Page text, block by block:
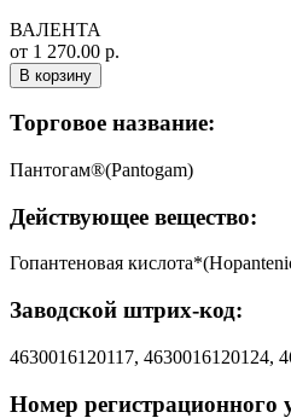
ВАЛЕНТА
от 1 270.00 р.
В корзину
Торговое название:
Пантогам®(Pantogam)
Действующее вещество:
Гопантеновая
Заводской штрих-код:
4630016120117, 4630016120124,
Номер регистрационного